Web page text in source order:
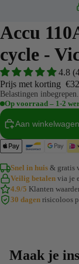
Accu
cycle -
4.8
Prijs met korting
Belastingen inbegrepen.
Op voorraad – 1-2
Aan
Snel in huis & gratis
Veilig betalen via je
4.9/5 Klanten
30 dagen risicoloos
Maak je